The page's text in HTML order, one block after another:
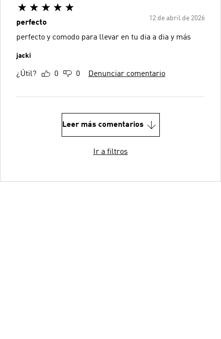
12 de abril de 2026
perfecto
perfecto y comodo para llevar en tu dia a dia y más
jacki
¿Útil? 0 0 Denunciar comentario
Leer más comentarios
Ir a filtros